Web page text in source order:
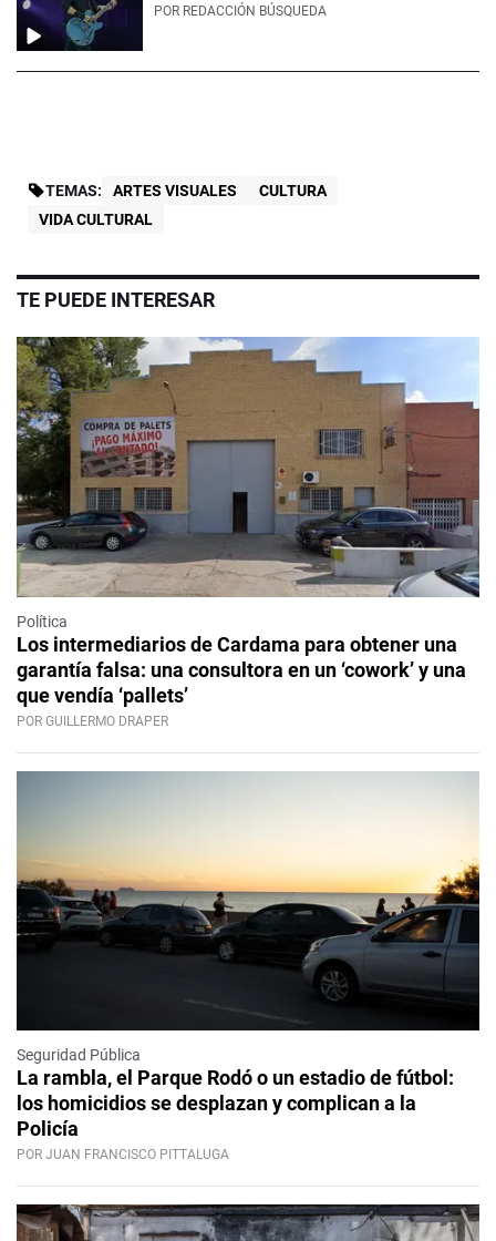
POR REDACCIÓN BÚSQUEDA
TEMAS: ARTES VISUALES
CULTURA
VIDA CULTURAL
TE PUEDE INTERESAR
Política
Los intermediarios de Cardama para obtener una
garantía falsa: una consultora en un ‘cowork’ y una
que vendía ‘pallets’
POR GUILLERMO DRAPER
Seguridad Pública
La rambla, el Parque Rodó o un estadio de fútbol:
los homicidios se desplazan y complican a la
Policía
POR JUAN FRANCISCO PITTALUGA